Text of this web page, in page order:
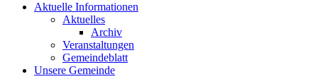
Aktuelle Informationen
Aktuelles
Archiv
Veranstaltungen
Gemeindeblatt
Unsere Gemeinde